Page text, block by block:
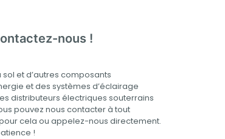
nous !
et d’autres composants
et des systèmes d’éclairage
distributeurs électriques souterrains
pouvez nous contacter à tout
cela ou appelez-nous directement.
!